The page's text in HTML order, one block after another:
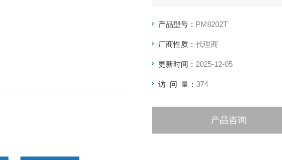
产品型号： PM8202T
厂商性质： 代理商
更新时间： 2025-12-05
访 问 量： 374
产品咨询